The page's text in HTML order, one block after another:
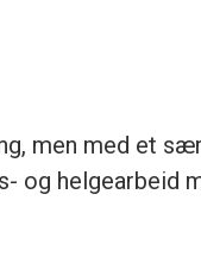
men med et
og helgearbeid